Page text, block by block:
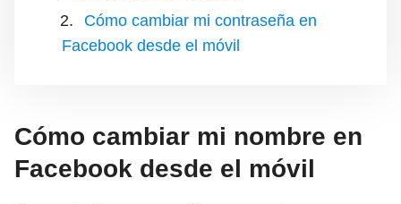
Cómo cambiar mi contraseña en
Facebook desde el móvil
Cómo cambiar mi nombre en
Facebook desde el móvil